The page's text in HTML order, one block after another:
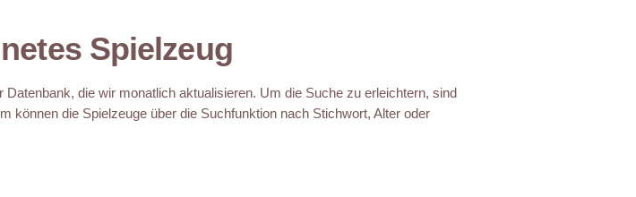
Spielzeug
die wir monatlich aktualisieren. Um die Suche zu erleichtern, sind
können die Spielzeuge über die Suchfunktion nach Stichwort, Alter oder